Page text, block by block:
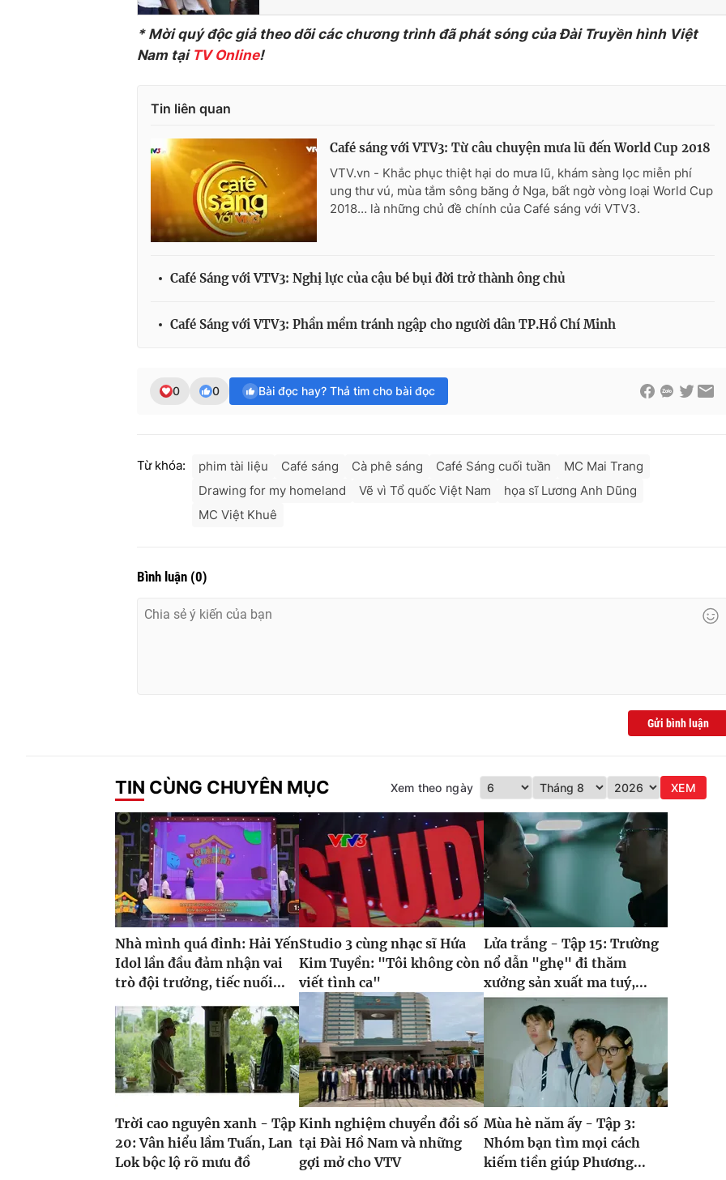
* Mời quý độc giả theo dõi các chương trình đã phát sóng của Đài Truyền hình Việt
Nam tại TV Online!
Tin liên quan
Café sáng với VTV3: Từ câu chuyện mưa lũ đến World Cup 2018
VTV.vn - Khắc phục thiệt hại do mưa lũ, khám sàng lọc miễn phí
ung thư vú, mùa tắm sông băng ở Nga, bất ngờ vòng loại World Cup
2018… là những chủ đề chính của Café sáng với VTV3.
Café Sáng với VTV3: Nghị lực của cậu bé bụi đời trở thành ông chủ
Café Sáng với VTV3: Phần mềm tránh ngập cho người dân TP.Hồ Chí Minh
0 0 Bài đọc hay? Thả tim cho bài đọc
Từ khóa: phim tài liệu Café sáng Cà phê sáng Café Sáng cuối tuần
MC Mai Trang
Drawing for my homeland
Vẽ vì Tổ quốc Việt Nam
họa sĩ Lương Anh Dũng
MC Việt Khuê
Bình luận (0)
Gửi bình luận
TIN CÙNG CHUYÊN MỤC Xem theo ngày XEM
Nhà mình quá đỉnh: Hải Yến
Idol lần đầu đảm nhận vai
trò đội trưởng, tiếc nuối...
Studio 3 cùng nhạc sĩ Hứa
Kim Tuyền: "Tôi không còn
viết tình ca"
Lửa trắng - Tập 15: Trường
nổ dẫn "ghẹ" đi thăm
xưởng sản xuất ma tuý,...
Trời cao nguyên xanh - Tập
20: Vân hiểu lầm Tuấn, Lan
Lok bộc lộ rõ mưu đồ
Kinh nghiệm chuyển đổi số
tại Đài Hồ Nam và những
gợi mở cho VTV
Mùa hè năm ấy - Tập 3:
Nhóm bạn tìm mọi cách
kiếm tiền giúp Phương...